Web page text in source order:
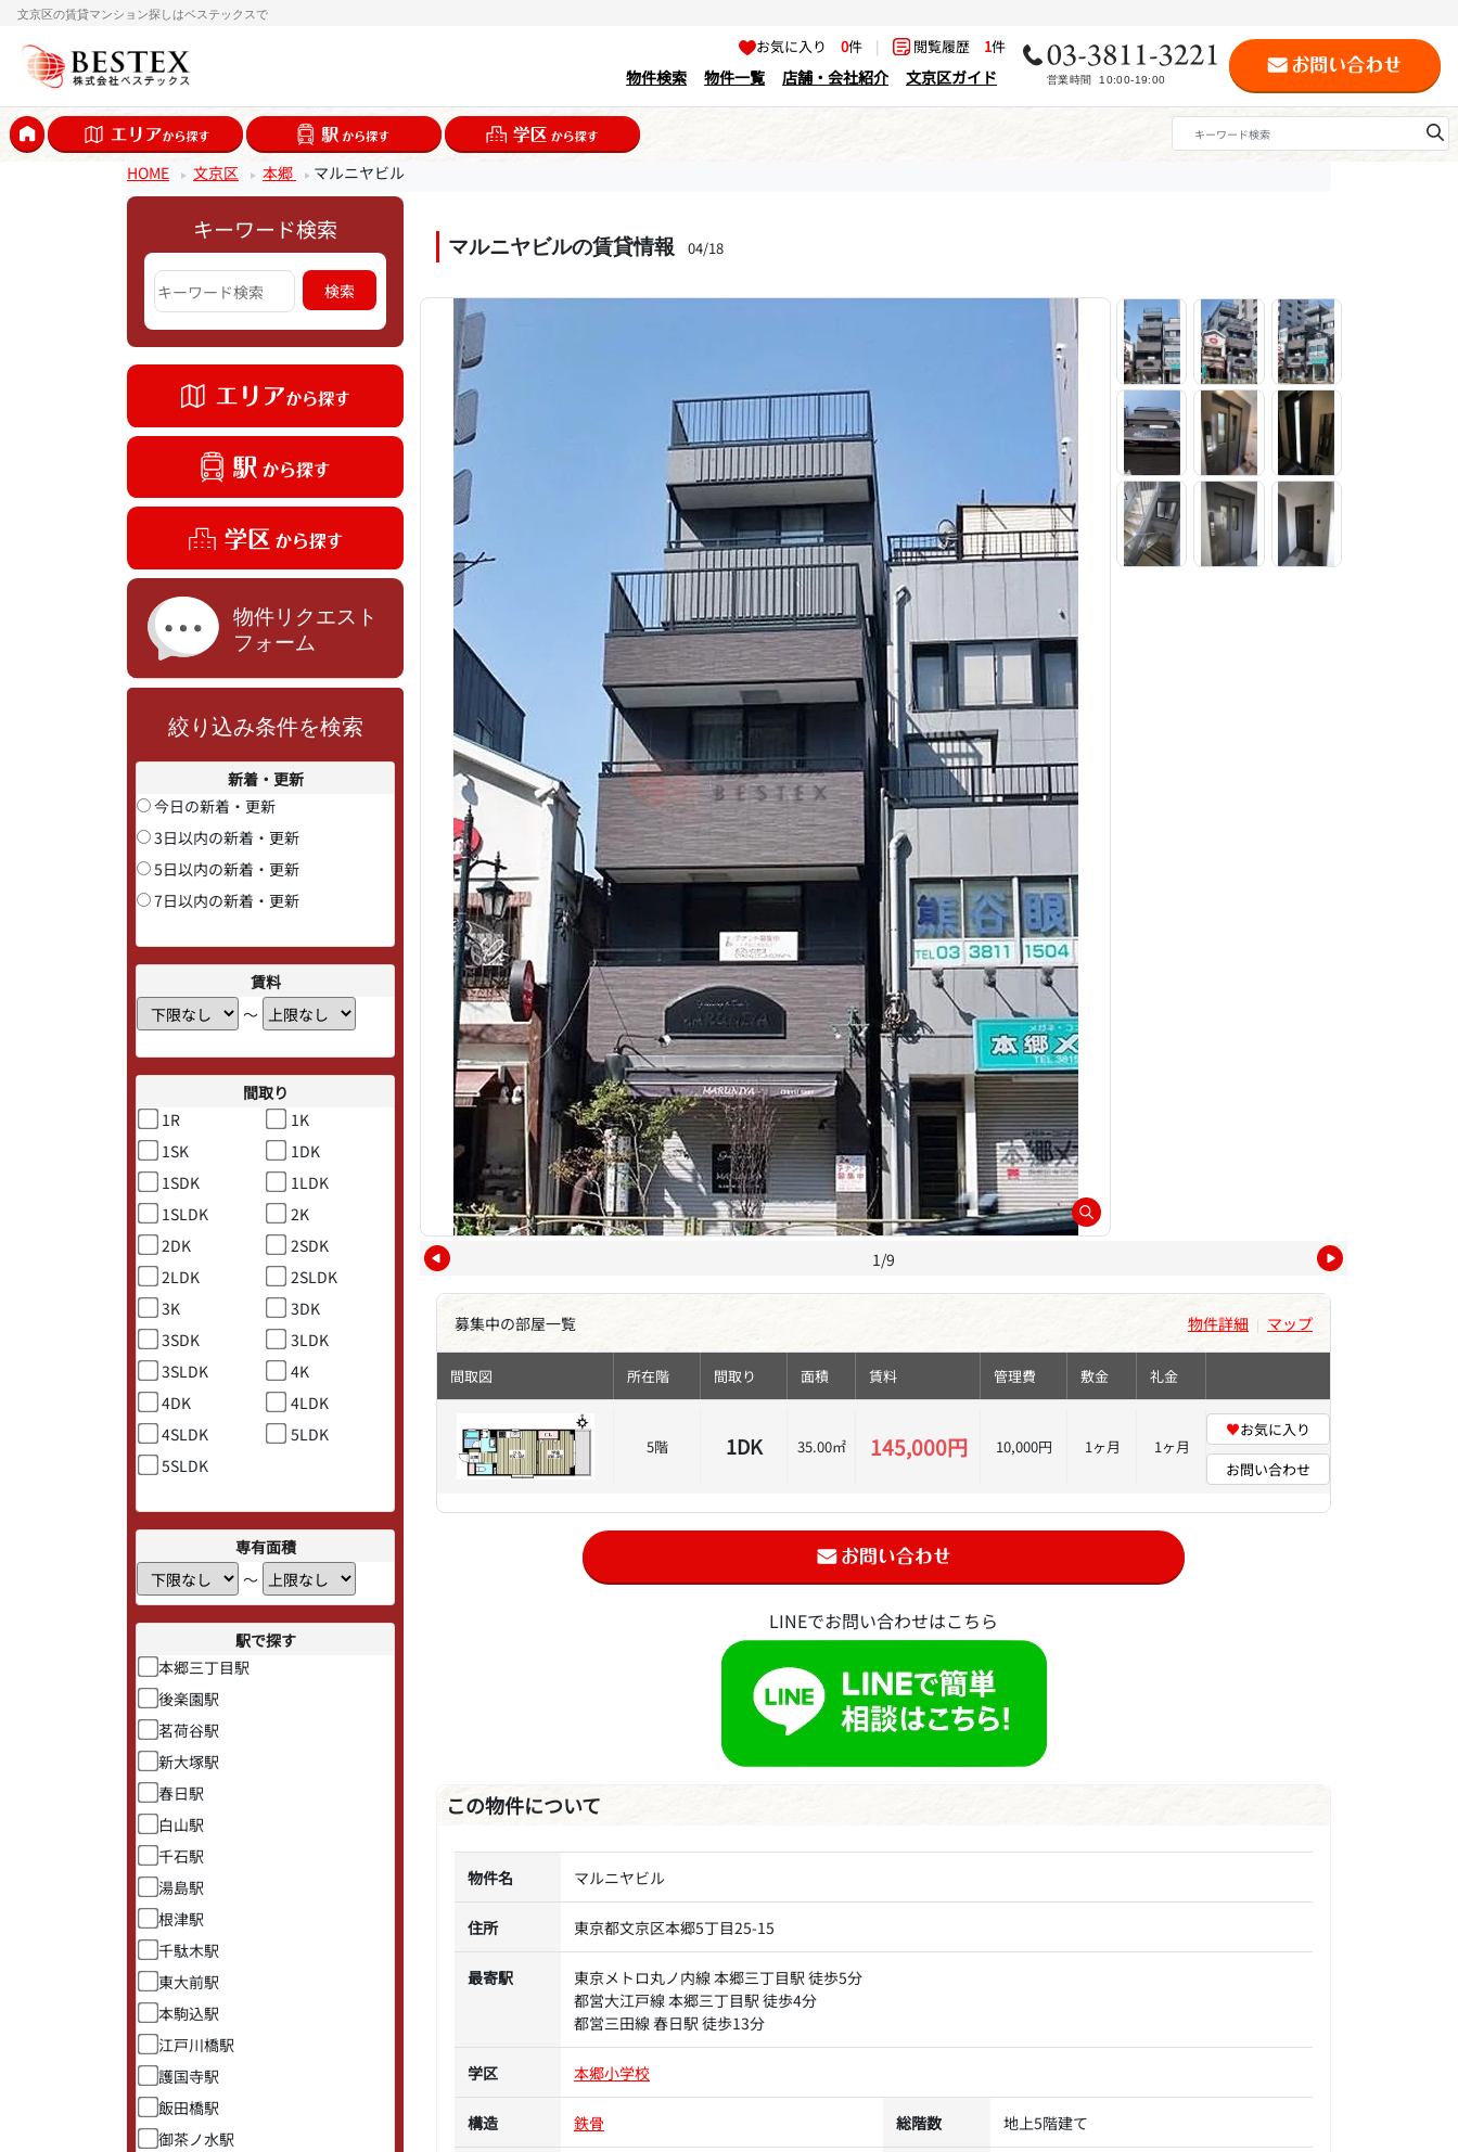
文京区の賃貸マンション探しはベステックスで
お気に入り0件 | 閲覧履歴 1件
物件検索 物件一覧 店舗・会社紹介 文京区ガイド
HOME 文京区 本郷 マルニヤビル
キーワード検索
絞り込み条件を検索
新着・更新
今日の新着・更新
3日以内の新着・更新
5日以内の新着・更新
7日以内の新着・更新
賃料
〜
間取り
1R
1K
1SK
1DK
1SDK
1LDK
1SLDK
2K
2DK
2SDK
2LDK
2SLDK
3K
3DK
3SDK
3LDK
3SLDK
4K
4DK
4LDK
4SLDK
5LDK
5SLDK
専有面積
〜
駅で探す
本郷三丁目駅
後楽園駅
茗荷谷駅
新大塚駅
春日駅
白山駅
千石駅
湯島駅
根津駅
千駄木駅
東大前駅
本駒込駅
江戸川橋駅
護国寺駅
飯田橋駅
御茶ノ水駅
マルニヤビルの賃貸情報 04/18
1/9
募集中の部屋一覧 物件詳細 | マップ
間取図 所在階 間取り 面積 賃料 管理費 敷金 礼金
5階 1DK 35.00㎡ 145,000円 10,000円 1ヶ月 1ヶ月
♥お気に入り
お問い合わせ
LINEでお問い合わせはこちら
この物件について
物件名 マルニヤビル
住所 東京都文京区本郷5丁目25-15
最寄駅
東京メトロ丸ノ内線 本郷三丁目駅 徒歩5分
都営大江戸線 本郷三丁目駅 徒歩4分
都営三田線 春日駅 徒歩13分
学区 本郷小学校
構造 鉄骨 総階数 地上5階建て